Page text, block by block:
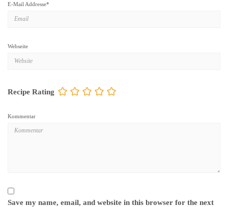
E-Mail Addresse*
Webseite
Recipe Rating
Kommentar
Save my name, email, and website in this browser for the next